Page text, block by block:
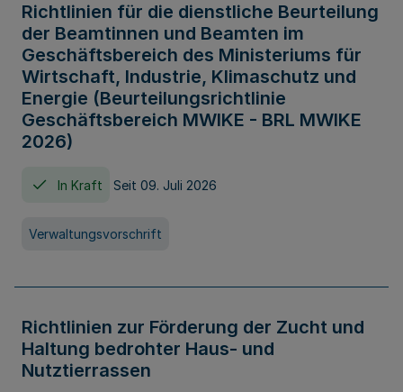
Richtlinien für die dienstliche Beurteilung
der Beamtinnen und Beamten im
Geschäftsbereich des Ministeriums für
Wirtschaft, Industrie, Klimaschutz und
Energie (Beurteilungsrichtlinie
Geschäftsbereich MWIKE - BRL MWIKE
2026)
In Kraft Seit 09. Juli 2026
Verwaltungsvorschrift
Richtlinien zur Förderung der Zucht und
Haltung bedrohter Haus- und
Nutztierrassen